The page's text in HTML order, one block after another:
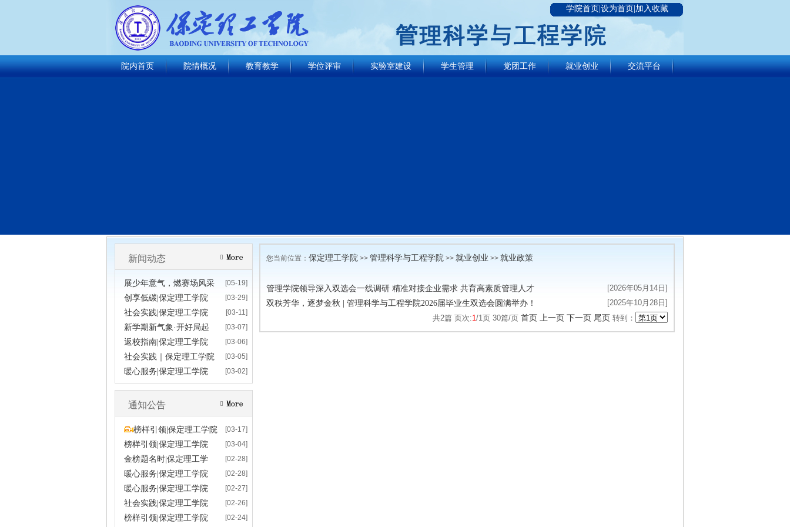
学院首页|设为首页|加入收藏
院内首页 院情概况 教育教学 学位评审 实验室建设 学生管理 党团工作 就业创业 交流平台
新闻动态
展少年意气，燃赛场风采 [05-19]
创享低碳|保定理工学院 [03-29]
社会实践|保定理工学院 [03-11]
新学期新气象·开好局起 [03-07]
返校指南|保定理工学院 [03-06]
社会实践｜保定理工学院 [03-05]
暖心服务|保定理工学院 [03-02]
通知公告
榜样引领|保定理工学院 [03-17]
榜样引领|保定理工学院 [03-04]
金榜题名时|保定理工学 [02-28]
暖心服务|保定理工学院 [02-28]
暖心服务|保定理工学院 [02-27]
社会实践|保定理工学院 [02-26]
榜样引领|保定理工学院 [02-24]
您当前位置： 保定理工学院 >> 管理科学与工程学院 >> 就业创业 >> 就业政策
管理学院领导深入双选会一线调研 精准对接企业需求 共育高素质管理人才
[2026年05月14日]
双秩芳华，逐梦金秋 | 管理科学与工程学院2026届毕业生双选会圆满举办！
[2025年10月28日]
共2篇 页次:1/1页 30篇/页 首页 上一页 下一页 尾页 转到：